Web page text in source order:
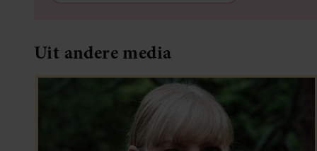
Uit andere media